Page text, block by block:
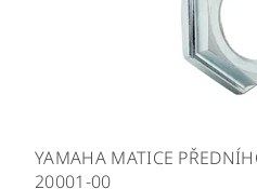
YAMAHA MATICE
20001-00